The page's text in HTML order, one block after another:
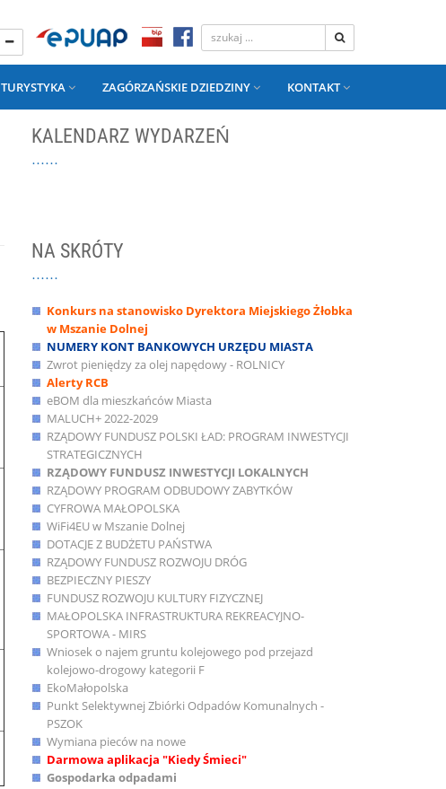
TURYSTYKA ZAGÓRZAŃSKIE DZIEDZINY KONTAKT
KALENDARZ WYDARZEŃ
NA SKRÓTY
Konkurs na stanowisko Dyrektora Miejskiego Żłobka
w Mszanie Dolnej
NUMERY KONT BANKOWYCH URZĘDU MIASTA
Zwrot pieniędzy za olej napędowy - ROLNICY
Alerty RCB
eBOM dla mieszkańców Miasta
MALUCH+ 2022-2029
RZĄDOWY FUNDUSZ POLSKI ŁAD: PROGRAM INWESTYCJI
STRATEGICZNYCH
RZĄDOWY FUNDUSZ INWESTYCJI LOKALNYCH
RZĄDOWY PROGRAM ODBUDOWY ZABYTKÓW
CYFROWA MAŁOPOLSKA
WiFi4EU w Mszanie Dolnej
DOTACJE Z BUDŻETU PAŃSTWA
RZĄDOWY FUNDUSZ ROZWOJU DRÓG
BEZPIECZNY PIESZY
FUNDUSZ ROZWOJU KULTURY FIZYCZNEJ
MAŁOPOLSKA INFRASTRUKTURA REKREACYJNO-
SPORTOWA - MIRS
Wniosek o najem gruntu kolejowego pod przejazd
kolejowo-drogowy kategorii F
EkoMałopolska
Punkt Selektywnej Zbiórki Odpadów Komunalnych -
PSZOK
Wymiana pieców na nowe
Darmowa aplikacja "Kiedy Śmieci"
Gospodarka odpadami